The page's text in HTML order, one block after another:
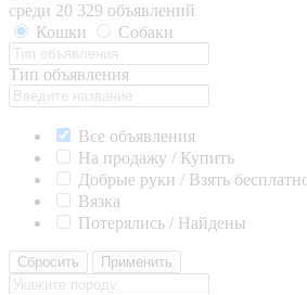
среди 20 329 объявлений
Кошки
Собаки
Тип объявления
Все объявления
На продажу / Купить
Добрые руки / Взять
Вязка
Потерялись / Найдены
Сбросить Применить